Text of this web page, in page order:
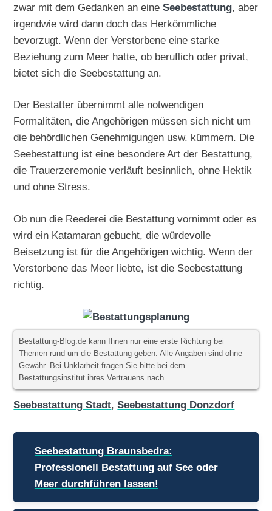
zwar mit dem Gedanken an eineSeebestattung, aber
irgendwie wird dann doch das Herkömmliche
bevorzugt. Wenn der Verstorbene eine starke
Beziehung zum Meer hatte, ob beruflich oder privat,
bietet sich die Seebestattung an.
Der Bestatter übernimmt alle notwendigen
Formalitäten, die Angehörigen müssen sich nicht um
die behördlichen Genehmigungen usw. kümmern. Die
Seebestattung ist eine besondere Art der Bestattung,
die Trauerzeremonie verläuft besinnlich, ohne Hektik
und ohne Stress.
Ob nun die Reederei die Bestattung vornimmt oder es
wird ein Katamaran gebucht, die würdevolle
Beisetzung ist für die Angehörigen wichtig. Wenn der
Verstorbene das Meer liebte, ist die Seebestattung
richtig.
Bestattung-Blog.de kann Ihnen nur eine erste Richtung bei
Themen rund um die Bestattung geben. Alle Angaben sind ohne
Gewähr. Bei Unklarheit fragen Sie bitte bei dem
Bestattungsinstitut ihres Vertrauens nach.
Seebestattung Stadt,Seebestattung Donzdorf
Beitragsnavigation
Seebestattung Braunsbedra:
Professionell Bestattung auf See oder
Meer durchführen lassen!